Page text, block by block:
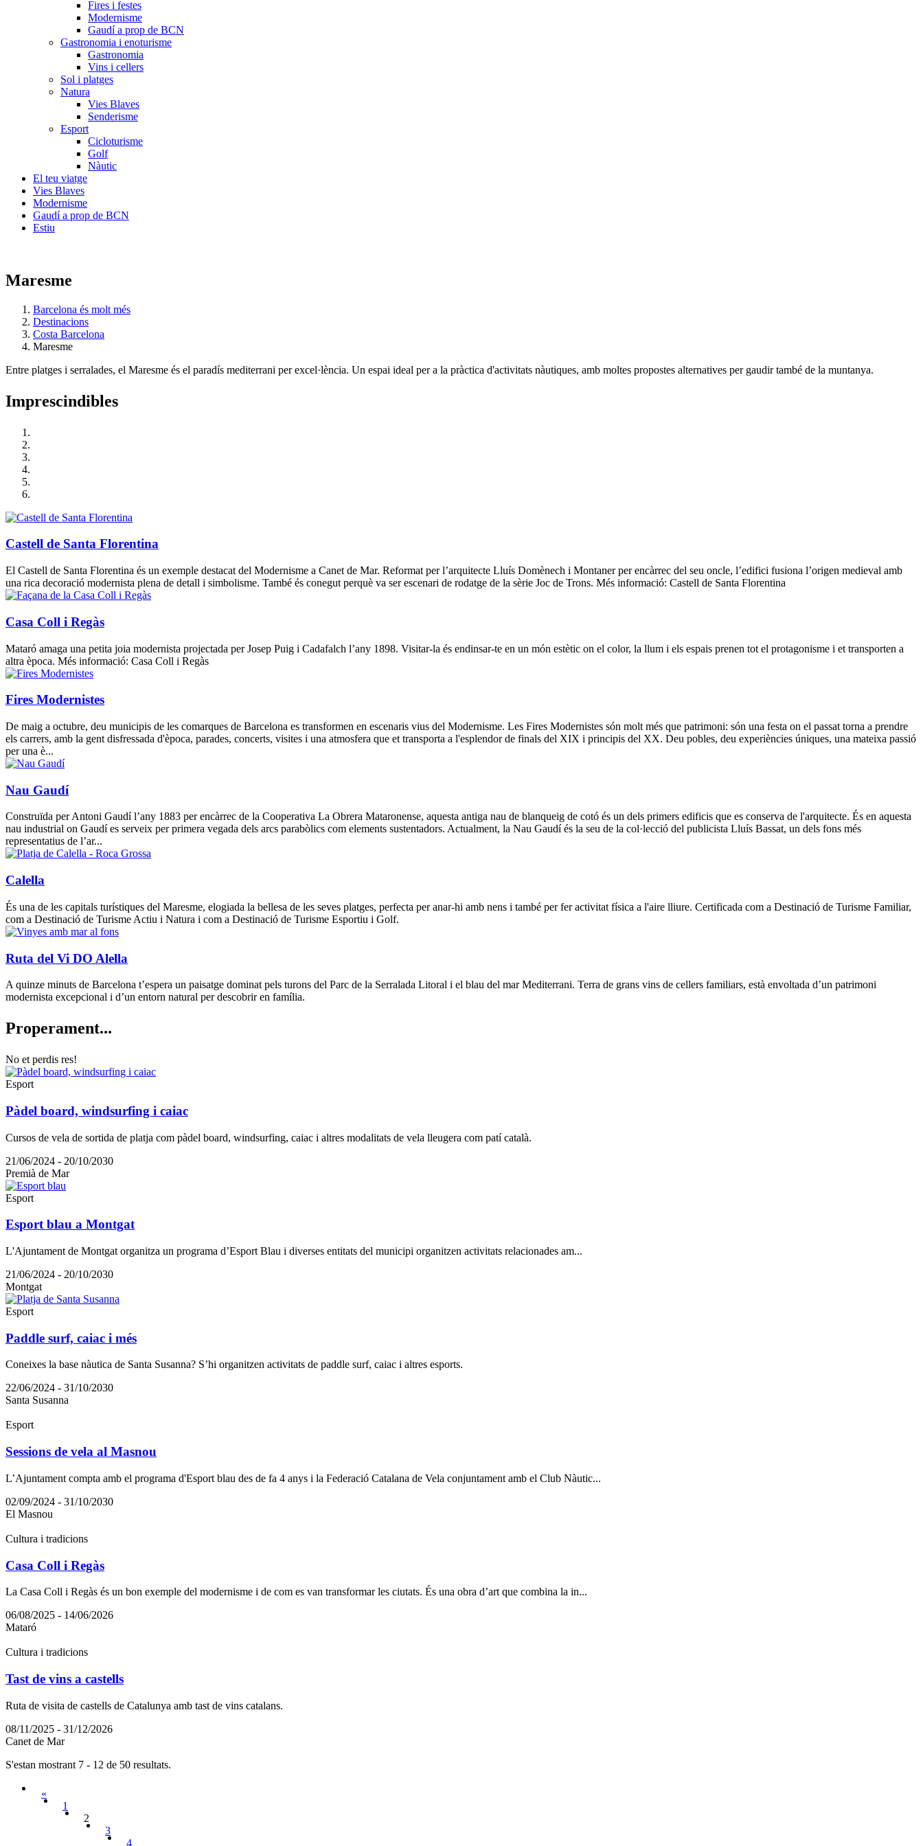
Fires i festes
Modernisme
Gaudí a prop de BCN
Gastronomia i enoturisme
Gastronomia
Vins i cellers
Sol i platges
Natura
Vies Blaves
Senderisme
Esport
Cicloturisme
Golf
Nàutic
El teu viatge
Vies Blaves
Modernisme
Gaudí a prop de BCN
Estiu
Maresme
Barcelona és molt més
Destinacions
Costa Barcelona
Maresme
Entre platges i serralades, el Maresme és el paradís mediterrani per excel·lència. Un espai ideal per a la pràctica d'activitats nàutiques, amb moltes propostes alternatives per gaudir també de la muntanya.
Imprescindibles
Castell de Santa Florentina
El Castell de Santa Florentina és un exemple destacat del Modernisme a Canet de Mar. Reformat per l’arquitecte Lluís Domènech i Montaner per encàrrec del seu oncle, l’edifici fusiona l’origen medieval amb
una rica decoració modernista plena de detall i simbolisme. També és conegut perquè va ser escenari de rodatge de la sèrie Joc de Trons. Més informació: Castell de Santa Florentina
Casa Coll i Regàs
Mataró amaga una petita joia modernista projectada per Josep Puig i Cadafalch l’any 1898. Visitar-la és endinsar-te en un món estètic on el color, la llum i els espais prenen tot el protagonisme i et transporten a
altra època. Més informació: Casa Coll i Regàs
Fires Modernistes
De maig a octubre, deu municipis de les comarques de Barcelona es transformen en escenaris vius del Modernisme. Les Fires Modernistes són molt més que patrimoni: són una festa on el passat torna a prendre
els carrers, amb la gent disfressada d'època, parades, concerts, visites i una atmosfera que et transporta a l'esplendor de finals del XIX i principis del XX. Deu pobles, deu experiències úniques, una mateixa passió
per una è...
Nau Gaudí
Construïda per Antoni Gaudí l’any 1883 per encàrrec de la Cooperativa La Obrera Mataronense, aquesta antiga nau de blanqueig de cotó és un dels primers edificis que es conserva de l'arquitecte. És en aquesta
nau industrial on Gaudí es serveix per primera vegada dels arcs parabòlics com elements sustentadors. Actualment, la Nau Gaudí és la seu de la col·lecció del publicista Lluís Bassat, un dels fons més
representatius de l’ar...
Calella
És una de les capitals turístiques del Maresme, elogiada la bellesa de les seves platges, perfecta per anar-hi amb nens i també per fer activitat física a l'aire lliure. Certificada com a Destinació de Turisme Familiar,
com a Destinació de Turisme Actiu i Natura i com a Destinació de Turisme Esportiu i Golf.
Ruta del Vi DO Alella
A quinze minuts de Barcelona t’espera un paisatge dominat pels turons del Parc de la Serralada Litoral i el blau del mar Mediterrani. Terra de grans vins de cellers familiars, està envoltada d’un patrimoni
modernista excepcional i d’un entorn natural per descobrir en família.
Properament...
No et perdis res!
Esport
Pàdel board, windsurfing i caiac
Cursos de vela de sortida de platja com pàdel board, windsurfing, caiac i altres modalitats de vela lleugera com patí català.
21/06/2024 - 20/10/2030
Premià de Mar
Esport
Esport blau a Montgat
L'Ajuntament de Montgat organitza un programa d’Esport Blau i diverses entitats del municipi organitzen activitats relacionades am...
21/06/2024 - 20/10/2030
Montgat
Esport
Paddle surf, caiac i més
Coneixes la base nàutica de Santa Susanna? S’hi organitzen activitats de paddle surf, caiac i altres esports.
22/06/2024 - 31/10/2030
Santa Susanna
Esport
Sessions de vela al Masnou
L’Ajuntament compta amb el programa d'Esport blau des de fa 4 anys i la Federació Catalana de Vela conjuntament amb el Club Nàutic...
02/09/2024 - 31/10/2030
El Masnou
Cultura i tradicions
Casa Coll i Regàs
La Casa Coll i Regàs és un bon exemple del modernisme i de com es van transformar les ciutats. És una obra d’art que combina la in...
06/08/2025 - 14/06/2026
Mataró
Cultura i tradicions
Tast de vins a castells
Ruta de visita de castells de Catalunya amb tast de vins catalans.
08/11/2025 - 31/12/2026
Canet de Mar
S'estan mostrant 7 - 12 de 50 resultats.
«
1
2
3
4